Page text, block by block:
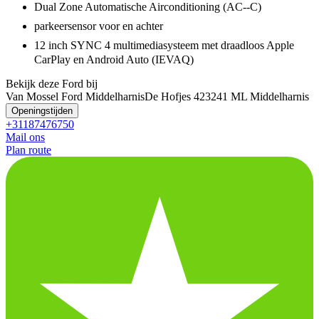
Dual Zone Automatische Airconditioning (AC--C)
parkeersensor voor en achter
12 inch SYNC 4 multimediasysteem met draadloos Apple
CarPlay en Android Auto (IEVAQ)
Bekijk deze Ford bij
Van Mossel Ford MiddelharnisDe Hofjes 423241 ML Middelharnis
Openingstijden
+31187476750
Mail ons
Plan route